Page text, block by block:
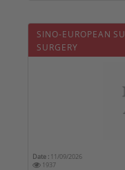
SINO-EUROPEAN
SURGERY
Date : 11/09/2026
1937